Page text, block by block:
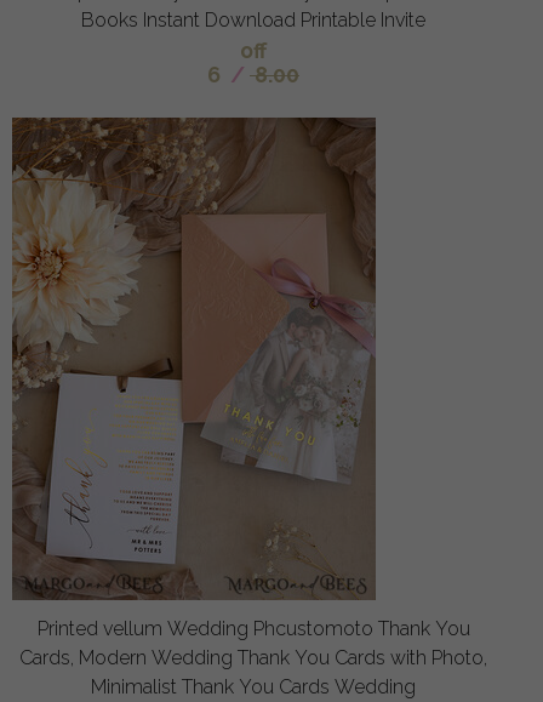
Books Instant Download Printable Invite
off
6 / 8.00
Printed vellum Wedding Phcustomoto Thank You
Cards, Modern Wedding Thank You Cards with Photo,
Minimalist Thank You Cards Wedding